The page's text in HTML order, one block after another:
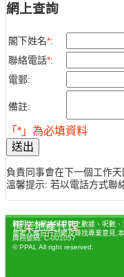
網上查詢
閣下姓名*:
聯絡電話*:
電郵:
備註:
「*」為必填資料
送出
負責同事會在下一個工作天
溫馨提示: 若以電話方式聯
聲明：本網站所提供之數據、呎數
參考人應自行判斷及尋找專業意見,
恆業地產代理
牌照號碼: C-001057
© PPAL All right reserved.